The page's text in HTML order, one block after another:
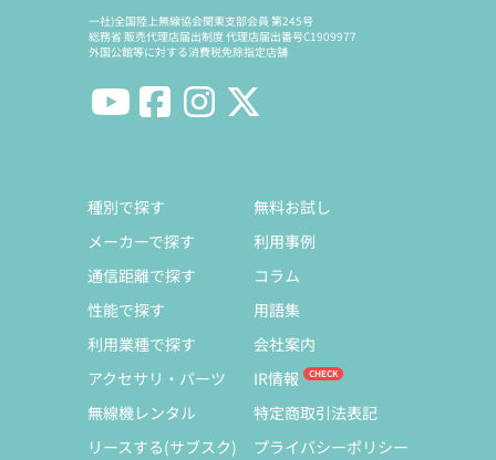
一社)全国陸上無線協会関東支部会員 第245号
総務省 販売代理店届出制度 代理店届出番号C1909977
外国公館等に対する消費税免除指定店舗
種別で探す
メーカーで探す
通信距離で探す
性能で探す
利用業種で探す
アクセサリ・パーツ
無線機レンタル
リースする(サブスク)
無料お試し
利用事例
コラム
用語集
会社案内
IR情報
特定商取引法表記
プライバシーポリシー